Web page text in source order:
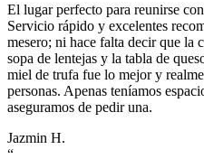
El lugar perfecto para reunirse
Servicio rápido y excelentes
mesero; ni hace falta decir que la
sopa de lentejas y la tabla de
miel de trufa fue lo mejor y
personas. Apenas teníamos
aseguramos de pedir una.
Jazmin H.
“